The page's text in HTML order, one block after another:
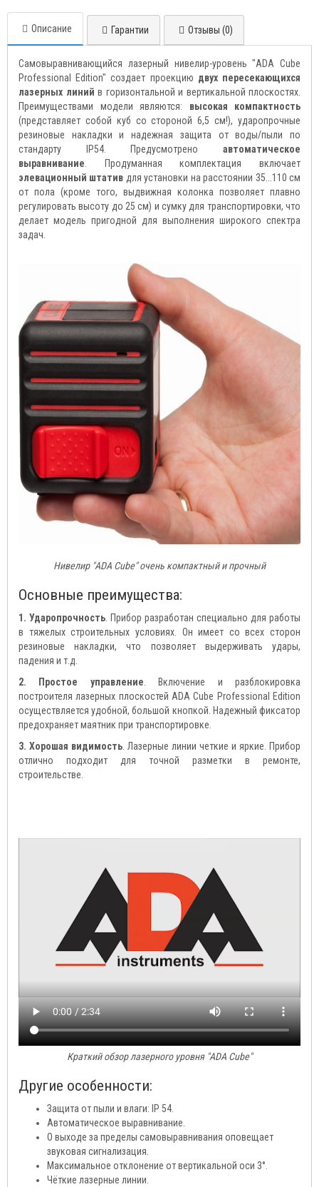
Описание Гарантии Отзывы (0)
Самовыравнивающийся лазерный нивелир-уровень "ADA Cube
Professional Edition" создает проекцию двух пересекающихся
лазерных линий в горизонтальной и вертикальной плоскостях.
Преимуществами модели являются: высокая компактность
(представляет собой куб со стороной 6,5 см!), ударопрочные
резиновые накладки и надежная защита от воды/пыли по
стандарту IP54. Предусмотрено автоматическое
выравнивание . Продуманная комплектация включает
элевационный штатив для установки на расстоянии 35...110 см
от пола (кроме того, выдвижная колонка позволяет плавно
регулировать высоту до 25 см) и сумку для транспортировки, что
делает модель пригодной для выполнения широкого спектра
задач.
Нивелир "ADA Cube" очень компактный и прочный
Основные преимущества:
1. Ударопрочность . Прибор разработан специально для работы
в тяжелых строительных условиях. Он имеет со всех сторон
резиновые накладки, что позволяет выдерживать удары,
падения и т.д.
2. Простое управление . Включение и разблокировка
построителя лазерных плоскостей ADA Cube Professional Edition
осуществляется удобной, большой кнопкой. Надежный фиксатор
предохраняет маятник при транспортировке.
3. Хорошая видимость . Лазерные линии четкие и яркие. Прибор
отлично подходит для точной разметки в ремонте,
строительстве.
Краткий обзор лазерного уровня "ADA Cube"
Другие особенности:
Защита от пыли и влаги: IP 54.
Автоматическое выравнивание.
О выходе за пределы самовыравнивания оповещает
звуковая сигнализация.
Максимальное отклонение от вертикальной оси 3°.
Чёткие лазерные линии.